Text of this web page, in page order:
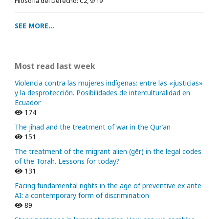
SEE MORE...
Most read last week
Violencia contra las mujeres indígenas: entre las «justicias»
y la desprotección. Posibilidades de interculturalidad en
Ecuador
174
The jihad and the treatment of war in the Qur’an
151
The treatment of the migrant alien (gēr) in the legal codes
of the Torah. Lessons for today?
131
Facing fundamental rights in the age of preventive ex ante
AI: a contemporary form of discrimination
89